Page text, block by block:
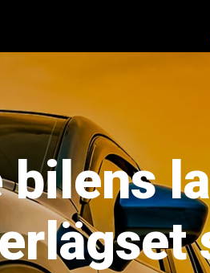
bilens